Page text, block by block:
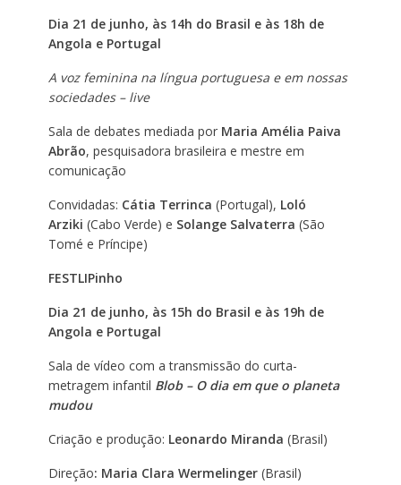
Dia 21 de junho, às 14h do Brasil e às 18h de
Angola e Portugal
A voz feminina na língua portuguesa e em nossas
sociedades – live
Sala de debates mediada por Maria Amélia Paiva
Abrão, pesquisadora brasileira e mestre em
comunicação
Convidadas: Cátia Terrinca (Portugal), Loló
Arziki (Cabo Verde) e Solange Salvaterra (São
Tomé e Príncipe)
FESTLIPinho
Dia 21 de junho, às 15h do Brasil e às 19h de
Angola e Portugal
Sala de vídeo com a transmissão do curta-
metragem infantil Blob – O dia em que o planeta
mudou
Criação e produção: Leonardo Miranda (Brasil)
Direção: Maria Clara Wermelinger (Brasil)